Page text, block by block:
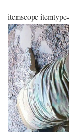
itemscope